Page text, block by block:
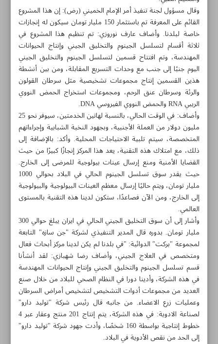
مواضيع هذه الصفحة
إيران.. افتتاح مركز متطور لتسلسل الجينوم والتخليق الجيني
تقنية النانو تعزز صناعة الخرسانة في ايران
شركة إيرانية تصنّع محلولاً مطهراً لأحواض المسابح
«الألم الشديد» علامة تحذيرية لارتفاع مستويات الكوليسترول
في الدم!
أجهزة جديدة يمكنها الإتصال بالأقمار الصناعية
وقال مسؤول لجنة تنفيذ أمر الإمام الخميني (رض): إن هذا المشروع
القائم على المعرفة تم باستثمار 150 مليار تومان سيكون له إنجازات
خاصة لبلدنا. وأضاف عارف نوروزي: تم تنظيم هذا المشروع في
ثلاثة أقسام لتسلسل الجينوم والتخليق الجيني وإنتاج الحيوانات
المهندسة، وتم افتتاح قسمين لتسلسل الجينوم والتخليق الجيني
اليوم جنبًا إلى جنب مع وحدات التسريع المقابلة، ومن بين أنشطة
هذين القسمين إنتاج مجموعات تشخيصية مثل سرطان القولون
والرئة وسرطان عنق الرحم، ومجموعات استخراج الحمض النووي
الريبي RNA والحمض النووي الفيروسي DNA.
وأضاف: في الوقت الحالي، بالنسبة لهاتين الخدمتين، سيوفر نحو 25
مليون دولار من العملة الأجنبية، وبجهود النخبة الشبابية وإجراءاتهم
المتخصصة، سيتم تلبية الاحتياجات المحلية. وأكد: بالإضافة إلى
ذلك، مع امتلاك هذه التقنية، يعد هذا المركز إنجازًا كبيرًا من حيث
القضايا الأمنية ومنع إرسال عينات بيولوجية للمرضى إلى الخارج.
حيث يقدر سوق تسلسل الجينوم الحالي في البلاد بحوالي 1000
مليار تومان، ويتم حاليًا إرسال معظم العينات البيولوجية والبيولوجية
إلى الخارج، ومن الآن فصاعدًا، ستكون لدينا هذه التقنية بالمستوى
العالمي.
وأشار إلى أن سوق التخليق الجيني الحالي في ايران يبلغ حوالي 300
مليار تومان. بدوره قال المدير التنفيذي لشركة "جن سازه" التابعة
لمجموعة "بركت" الدوائية: "في بلدنا لم يكن لدينا مركز أبحاث فعال
ومتخصص في العلاج الجيني، وأضاف رضا شهبازي: لقد أنشأنا
قسم تسلسل الجينوم والتخليق الجيني وإنتاج الحيوانات المهندسة
في هذه الشركة، وأدينا دورا في النظام الصحي للبلاد من خلال صنع
العديد من مجموعات أدوات التشخيص لتشخيص أمراض السرطان
وعمليات زرع الاعضاء. من جانبه قال رئيس شركة "توليد دارو"
لصناعة الادوية: في هذه الشركة، يتم إنتاج 201 منتج وعقار عبر 4
خطوط إنتاجية بواسطة 160 شخصًا، وأدت جهود شركة "توليد دارو"
إلى الحد من نقص الأدوية في البلاد.